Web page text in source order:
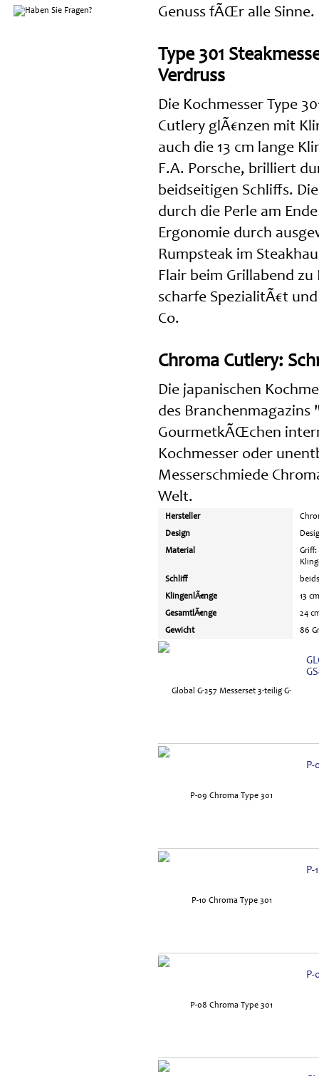
Genuss fÃŒr alle Sinne.
Type 301
Verdruss
Die Kochmesser Type
Cutlery glÃ€nzen mit
auch die 13 cm lange
F.A. Porsche, brilliert
beidseitigen Schliffs.
durch die Perle am
Ergonomie durch
Rumpsteak im
Flair beim Grillabend zu
scharfe SpezialitÃ€t
Co.
Chroma Cutlery:
Die japanischen
des Branchenmagazins
GourmetkÃŒchen
Kochmesser oder
Messerschmiede
Welt.
Hersteller
Design
Material
Griff:
Schliff
KlingenlÃ€nge
13 cm
GesamtlÃ€nge
24
Gewicht
86
P-
P-
P-